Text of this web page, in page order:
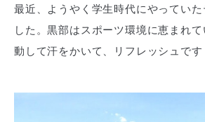
最近、ようやく学生時代にやってい
した。黒部はスポーツ環境に恵まれ
動して汗をかいて、リフレッシュです